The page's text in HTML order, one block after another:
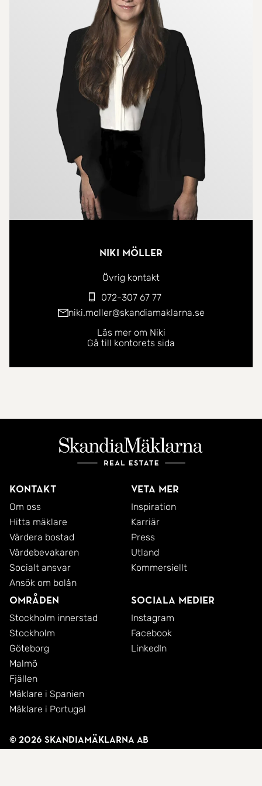
cykel- och barnvagnsförråd.
Visas enligt överenskommelse.
Välkommen att kontakta mäklare Niclas Claeson
på 0708-403141.
Niki Möller
Övrig kontakt
072-307 67 77
niki.moller@skandiamaklarna.se
Läs mer om Niki
Gå till kontorets sida
Kontakt
Om oss
Hitta mäklare
Värdera bostad
Värdebevakaren
Socialt ansvar
Ansök om bolån
Veta mer
Inspiration
Karriär
Press
Utland
Kommersiellt
Områden
Stockholm innerstad
Stockholm
Göteborg
Malmö
Fjällen
Mäklare i Spanien
Mäklare i Portugal
Sociala medier
Instagram
Facebook
LinkedIn
© 2026 SkandiaMäklarna AB